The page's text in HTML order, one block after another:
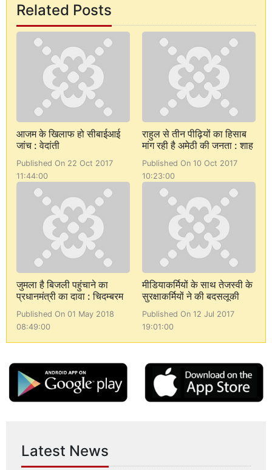
Related Posts
आजम के खिलाफ हो सीबाईआई
जांच : वेदांती
Published On 22 Oct 2017
11:44:00
राहुल से तीन पीढ़ियों का हिसाब
मांग रही है अमेठी की जनता : शाह
Published On 10 Oct 2017
10:23:00
जुमला है बिजली पहुंचाने का
प्रधानमंत्री का दावा : चिदम्बरम
Published On 01 May 2018
08:49:00
मीडियाकर्मियों के साथ तेजस्वी के
सुरक्षाकर्मियों ने की बदसलूकी
Published On 12 Jul 2017
19:01:00
Latest News